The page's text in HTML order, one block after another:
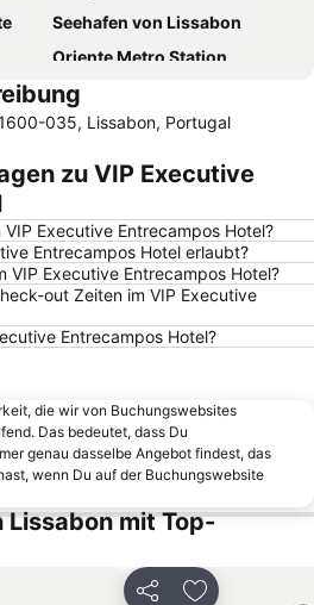
Seehafen von Lissabon
Oriente Metro Station
Rossio-Platz
MEO Arena
Avenida da Liberdade
Ericeira beach
Caparica beach
Praia das Azenhas do Mar
Santos-o-Velho
Rossio Metro Station
Tróia Beach
Alameda Metro Station
Kongresszentrum Lissabon
Praia de Carcavelos
035, Lissabon, Portugal
zu VIP Executive
Executive Entrecampos Hotel?
Entrecampos Hotel erlaubt?
VIP Executive Entrecampos Hotel?
out Zeiten im VIP Executive
Entrecampos Hotel?
die wir von Buchungswebsites
Das bedeutet, dass Du
genau dasselbe Angebot findest, das
wenn Du auf der Buchungswebsite
Lissabon mit Top-